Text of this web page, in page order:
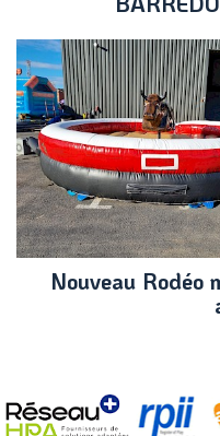
Nouveau Rodéo